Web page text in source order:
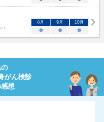
ト
8月 9月 10月
○ ○ ○
の
がん検診
想